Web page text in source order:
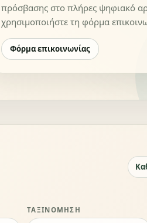
πρόσβασης στο πλήρες ψηφιακό
χρησιμοποιήστε τη φόρμα
Φόρμα επικοινωνίας
ΤΑΞΙΝΌΜΗΣΗ